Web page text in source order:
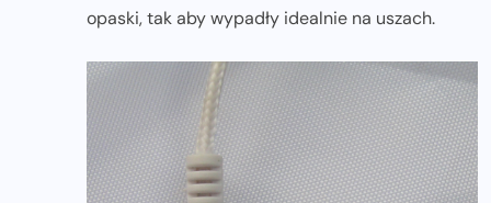
opaski, tak aby wypadły idealnie na uszach.